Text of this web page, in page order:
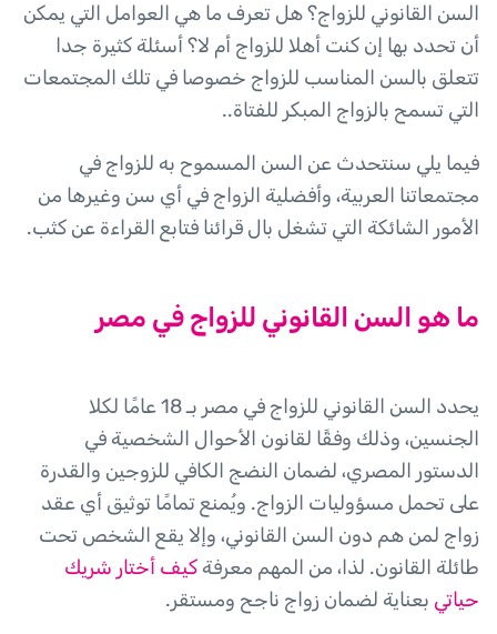
السن القانوني للزواج؟ هل تعرف ما هي العوامل التي يمكن
أن تحدد بها إن كنت أهلا للزواج أم لا؟ أسئلة كثيرة جدا
تتعلق بالسن المناسب للزواج خصوصا في تلك المجتمعات
التي تسمح بالزواج المبكر للفتاة..
فيما يلي سنتحدث عن السن المسموح به للزواج في
مجتمعاتنا العربية، وأفضلية الزواج في أي سن وغيرها من
الأمور الشائكة التي تشغل بال قرائنا فتابع القراءة عن كثب.
ما هو السن القانوني للزواج في مصر
يحدد السن القانوني للزواج في مصر بـ 18 عامًا لكلا
الجنسين، وذلك وفقًا لقانون الأحوال الشخصية في
الدستور المصري، لضمان النضج الكافي للزوجين والقدرة
على تحمل مسؤوليات الزواج. ويُمنع تمامًا توثيق أي عقد
زواج لمن هم دون السن القانوني، وإلا يقع الشخص تحت
طائلة القانون. لذا، من المهم معرفة كيف أختار شريك
حياتي بعناية لضمان زواج ناجح ومستقر.